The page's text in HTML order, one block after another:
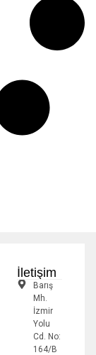
İletişim
Barış
Mh.
İzmir
Yolu
Cd. No:
164/B